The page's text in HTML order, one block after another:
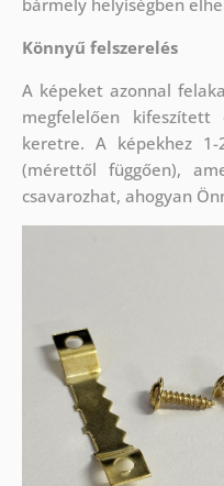
bármely helyiségben
Könnyű felszerelés
A képeket azonnal
megfelelően
keretre. A képekhez
(mérettől függően),
csavarozhat, ahogyan